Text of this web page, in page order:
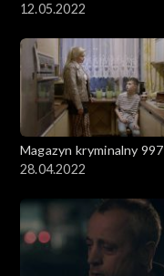
12.05.2022
Magazyn kryminalny 997
28.04.2022